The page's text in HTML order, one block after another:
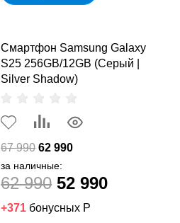
Смартфон Samsung Galaxy
S25 256GB/12GB (Серый |
Silver Shadow)
67 990 62 990
за наличные:
62 990 52 990
+371 бонусных Р